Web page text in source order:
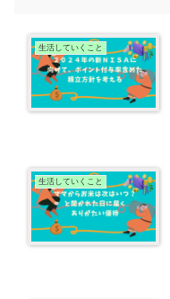
生活していくこと
生活していくこと